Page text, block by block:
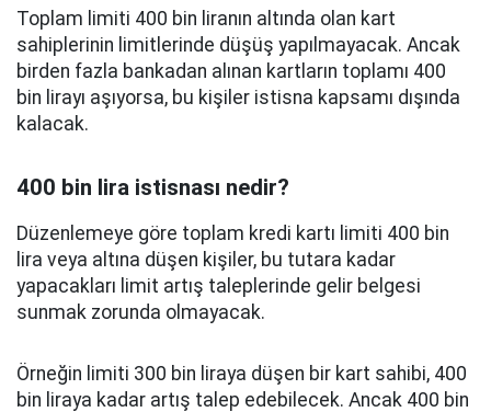
Toplam limiti 400 bin liranın altında olan kart
sahiplerinin limitlerinde düşüş yapılmayacak. Ancak
birden fazla bankadan alınan kartların toplamı 400
bin lirayı aşıyorsa, bu kişiler istisna kapsamı dışında
kalacak.
400 bin lira istisnası nedir?
Düzenlemeye göre toplam kredi kartı limiti 400 bin
lira veya altına düşen kişiler, bu tutara kadar
yapacakları limit artış taleplerinde gelir belgesi
sunmak zorunda olmayacak.
Örneğin limiti 300 bin liraya düşen bir kart sahibi, 400
bin liraya kadar artış talep edebilecek. Ancak 400 bin